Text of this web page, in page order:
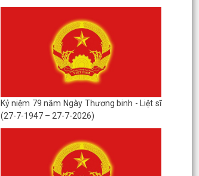
Kỷ niệm 79 năm Ngày Thương binh - Liệt sĩ
(27-7-1947 – 27-7-2026)